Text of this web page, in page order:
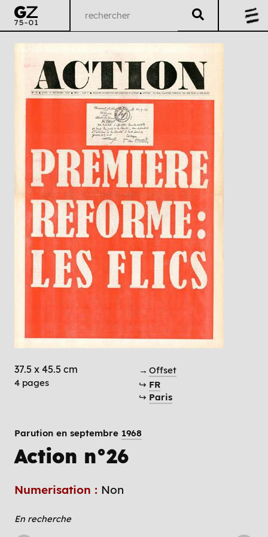
37.5 x 45.5 cm
4 pages
→ Offset
↪ FR
↪ Paris
Parution en septembre 1968
Action n°26
Numerisation : Non
En recherche